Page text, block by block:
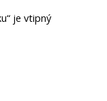
je vtipný